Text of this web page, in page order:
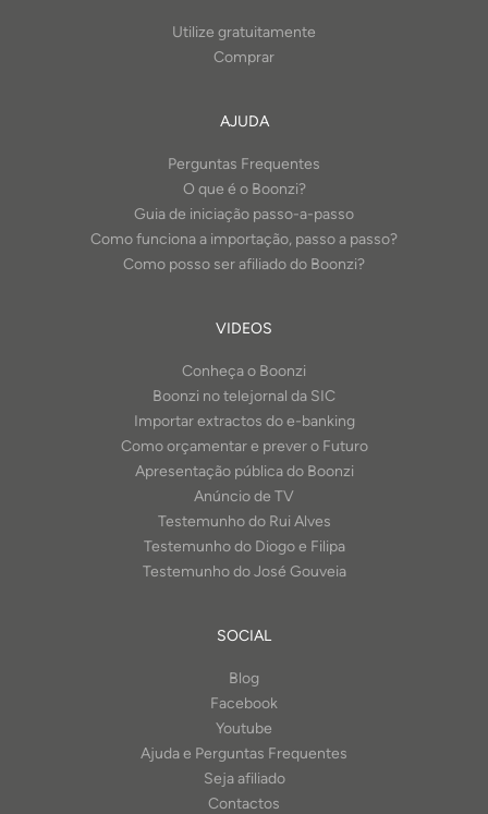
Utilize gratuitamente
Comprar
AJUDA
Perguntas Frequentes
O que é o Boonzi?
Guia de iniciação passo-a-passo
Como funciona a importação, passo a passo?
Como posso ser afiliado do Boonzi?
VIDEOS
Conheça o Boonzi
Boonzi no telejornal da SIC
Importar extractos do e-banking
Como orçamentar e prever o Futuro
Apresentação pública do Boonzi
Anúncio de TV
Testemunho do Rui Alves
Testemunho do Diogo e Filipa
Testemunho do José Gouveia
SOCIAL
Blog
Facebook
Youtube
Ajuda e Perguntas Frequentes
Seja afiliado
Contactos